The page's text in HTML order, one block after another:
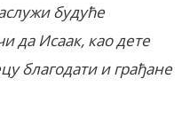
будуће
да Исаак, као дете
благодати и грађане